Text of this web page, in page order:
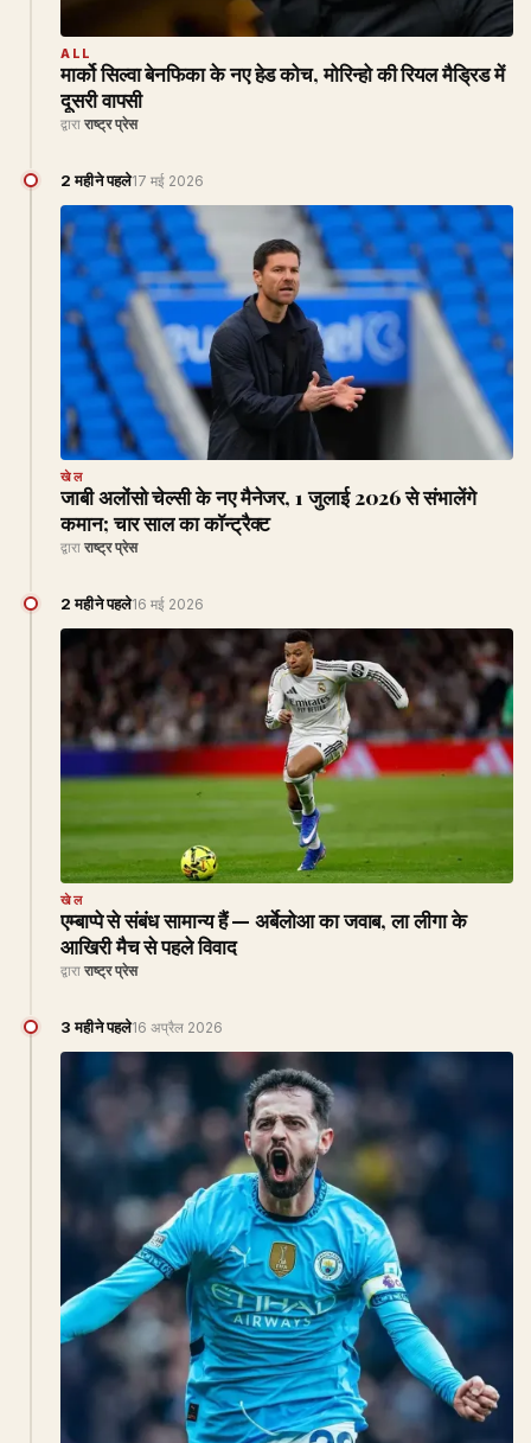
ALL
मार्को सिल्वा बेनफिका के नए हेड कोच, मोरिन्हो की रियल मैड्रिड में
दूसरी वापसी
द्वारा राष्ट्र प्रेस
2 महीने पहले17 मई 2026
खेल
जाबी अलोंसो चेल्सी के नए मैनेजर, 1 जुलाई 2026 से संभालेंगे
कमान; चार साल का कॉन्ट्रैक्ट
द्वारा राष्ट्र प्रेस
2 महीने पहले16 मई 2026
खेल
एम्बाप्पे से संबंध सामान्य हैं — अर्बेलोआ का जवाब, ला लीगा के
आखिरी मैच से पहले विवाद
द्वारा राष्ट्र प्रेस
3 महीने पहले16 अप्रैल 2026